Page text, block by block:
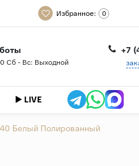
Избранное: 0
Сб - Вс: Выходной
+7
▶️ LIVE
Белый Полированный